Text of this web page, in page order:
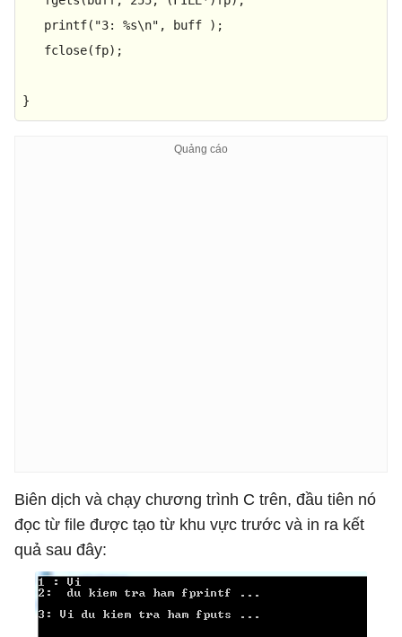
printf( "3: %s\n" , buff );
   fclose(fp);
}
Biên dịch và chạy chương trình C trên, đầu tiên nó
đọc từ file được tạo từ khu vực trước và in ra kết
quả sau đây: